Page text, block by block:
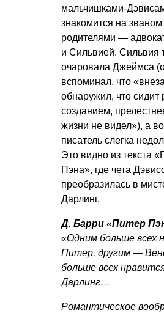
мальчишками-
знакомится на
родителями —
и Сильвией. Сильвия
очаровала Джеймса
вспоминал, что
обнаружил, что сидит
созданием,
жизни не видел»), а
писатель слегка
Это видно из текста
Пэна», где чета
преобразилась в
Дарлинг.
Д. Барри «Питер
«Одним больше всех
Питер, другим —
больше всех
Дарлинг…
Романтическое